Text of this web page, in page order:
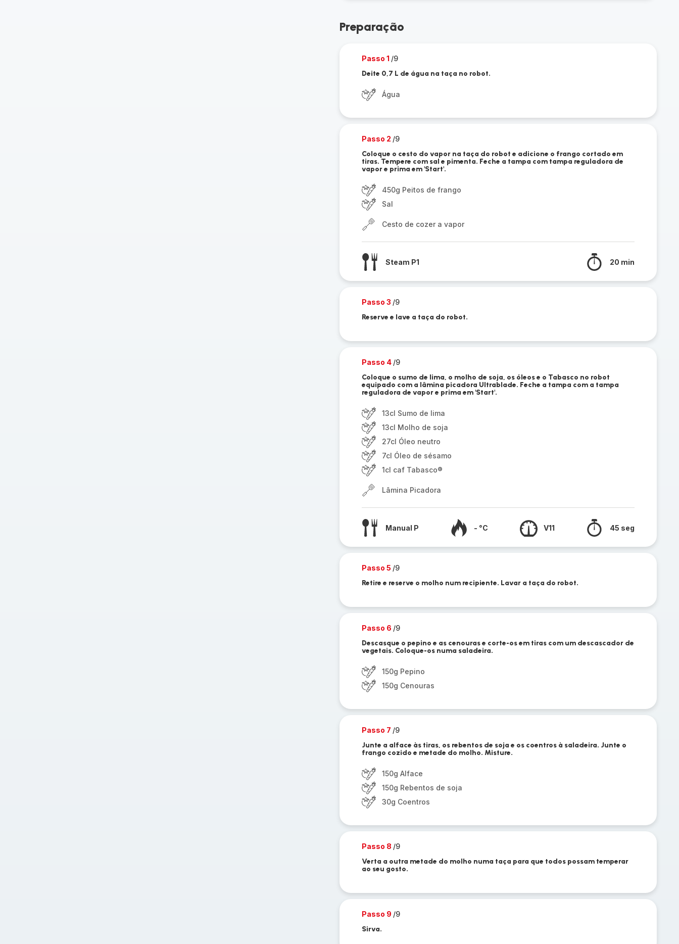
Preparação
Passo 1 /9
Deite 0,7 L de água na taça no robot.
Água
Passo 2 /9
Coloque o cesto do vapor na taça do robot e adicione o frango cortado em
tiras. Tempere com sal e pimenta. Feche a tampa com tampa reguladora de
vapor e prima em 'Start'.
450g Peitos de frango
Sal
Cesto de cozer a vapor
Steam P1 20 min
Passo 3 /9
Reserve e lave a taça do robot.
Passo 4 /9
Coloque o sumo de lima, o molho de soja, os óleos e o Tabasco no robot
equipado com a lâmina picadora Ultrablade. Feche a tampa com a tampa
reguladora de vapor e prima em 'Start'.
13cl Sumo de lima
13cl Molho de soja
27cl Óleo neutro
7cl Óleo de sésamo
1cl caf Tabasco®
Lâmina Picadora
Manual P - °C V11 45 seg
Passo 5 /9
Retire e reserve o molho num recipiente. Lavar a taça do robot.
Passo 6 /9
Descasque o pepino e as cenouras e corte-os em tiras com um descascador de
vegetais. Coloque-os numa saladeira.
150g Pepino
150g Cenouras
Passo 7 /9
Junte a alface às tiras, os rebentos de soja e os coentros à saladeira. Junte o
frango cozido e metade do molho. Misture.
150g Alface
150g Rebentos de soja
30g Coentros
Passo 8 /9
Verta a outra metade do molho numa taça para que todos possam temperar
ao seu gosto.
Passo 9 /9
Sirva.